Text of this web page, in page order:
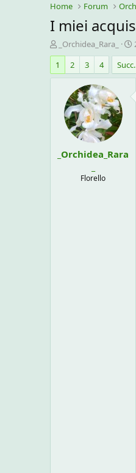
Home Forum
I miei
r
e
a
_Orchidea_Rara_
t
i
1
2 3 4 Succ.
_Orchidea_Rara
Florello